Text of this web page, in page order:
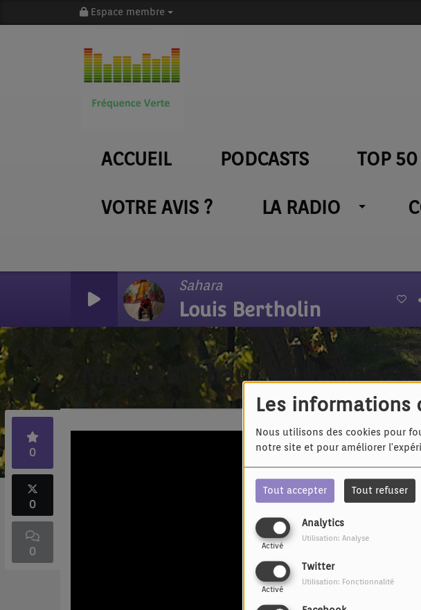
Les informations
Nous utilisons des cookies pour
notre site et pour améliorer
Tout accepter Tout refuser
Analytics
Activé
Utilisation: Analyse
Twitter
Activé
Utilisation: Fonctionnalité
Espace membre
ACCUEIL PODCASTS TOP 50
VOTRE AVIS ? LA RADIO
Sahara
Louis Bertholin
Magali Michaut - Du silence
0
0
0